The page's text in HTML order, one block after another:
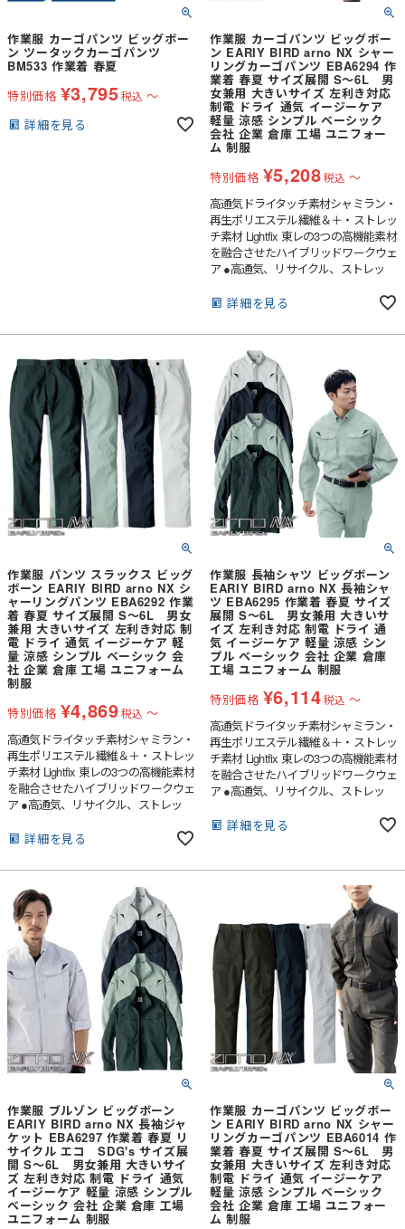
作業服 カーゴパンツ ビッグボー
ン ツータックカーゴパンツ
BM533 作業着 春夏
特別価格 ¥3,795税込 〜
詳細を見る
作業服 カーゴパンツ ビッグボー
ン EARIY BIRD arno NX シャー
リングカーゴパンツ EBA6294 作
業着 春夏 サイズ展開 S～6L 男
女兼用 大きいサイズ 左利き対応
制電 ドライ 通気 イージーケア
軽量 涼感 シンプル ベーシック
会社 企業 倉庫 工場 ユニフォー
ム 制服
特別価格 ¥5,208税込 〜
高通気ドライタッチ素材シャミラン・
再生ポリエステル繊維＆＋・ストレッ
チ素材 Lightfix 東レの3つの高機能素材
を融合させたハイブリッドワークウェ
ア ●高通気、リサイクル、ストレッ
ブリッドワークウェア●ドライタッチ
ポケットのスレーキには通気性の良い
ドライメッシュを採用●反射パイピン
グで夜間の視認性アップ●JIS T8118の
制電機能・衣類の静電気を外部に出す
ように生地に導電繊維を織り込み、ボ
タン・ファスナーも樹脂を使用
詳細を見る
作業服 パンツ スラックス ビッグ
ボーン EARIY BIRD arno NX シ
ャーリングパンツ EBA6292 作業
着 春夏 サイズ展開 S～6L 男女
兼用 大きいサイズ 左利き対応 制
電 ドライ 通気 イージーケア 軽
量 涼感 シンプル ベーシック 会
社 企業 倉庫 工場 ユニフォーム
制服
特別価格 ¥4,869税込 〜
高通気ドライタッチ素材シャミラン・
再生ポリエステル繊維＆＋・ストレッ
チ素材 Lightfix 東レの3つの高機能素材
を融合させたハイブリッドワークウェ
ア ●高通気、リサイクル、ストレッ
ブリッドワークウェア●ドライタッチ
ポケットのスレーキには通気性の良い
ドライメッシュを採用●反射パイピン
グで夜間の視認性アップ●JIS T8118の
制電機能・衣類の静電気を外部に出す
ように生地に導電繊維を織り込み、ボ
タン・ファスナーも樹脂を使用
詳細を見る
作業服 長袖シャツ ビッグボーン
EARIY BIRD arno NX 長袖シャ
ツ EBA6295 作業着 春夏 サイズ
展開 S～6L 男女兼用 大きいサ
イズ 左利き対応 制電 ドライ 通
気 イージーケア 軽量 涼感 シン
プル ベーシック 会社 企業 倉庫
工場 ユニフォーム 制服
特別価格 ¥6,114税込 〜
高通気ドライタッチ素材シャミラン・
再生ポリエステル繊維＆＋・ストレッ
チ素材 Lightfix 東レの3つの高機能素材
を融合させたハイブリッドワークウェ
ア ●高通気、リサイクル、ストレッ
ブリッドワークウェア●ドライタッチ
ドライメッシュを採用●腕を上げても
突っ張らないメカアーム仕様●野帳や
スマートフォンが入るWバーチカルポ
ケット●左利きにも対応した両袖Wペ
ン差し●ボタン・ファスナーが製品の
表に出ないスクラッチガード仕様●反
射パイピングで夜間の視認性アップ
●JIS T8118の制電機能・衣類の静電気
を外部に出すように生地に導電繊維を
織り込み、ボタン・ファスナーも樹脂
を使用
詳細を見る
作業服 ブルゾン ビッグボーン
EARIY BIRD arno NX 長袖ジャ
ケット EBA6297 作業着 春夏 リ
サイクル エコ SDG's サイズ展
開 S～6L 男女兼用 大きいサイ
ズ 左利き対応 制電 ドライ 通気
イージーケア 軽量 涼感 シンプル
ベーシック 会社 企業 倉庫 工場
ユニフォーム 制服
作業服 カーゴパンツ ビッグボー
ン EARIY BIRD arno NX シャー
リングカーゴパンツ EBA6014 作
業着 春夏 サイズ展開 S～6L 男
女兼用 大きいサイズ 左利き対応
制電 ドライ 通気 イージーケア
軽量 涼感 シンプル ベーシック
会社 企業 倉庫 工場 ユニフォー
ム 制服